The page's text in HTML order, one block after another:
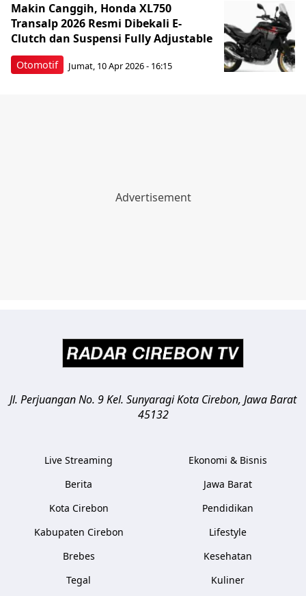
Otomotif
Makin Canggih, Honda XL750
Transalp 2026 Resmi Dibekali E-
Clutch dan Suspensi Fully Adjustable
Jumat, 10 Apr 2026 - 16:15
Jl. Perjuangan No. 9 Kel. SunyaragiKota Cirebon, Jawa Barat
45132
Live Streaming
Berita
Kota Cirebon
Kabupaten Cirebon
Brebes
Tegal
Ekonomi & Bisnis
Jawa Barat
Pendidikan
Lifestyle
Kesehatan
Kuliner